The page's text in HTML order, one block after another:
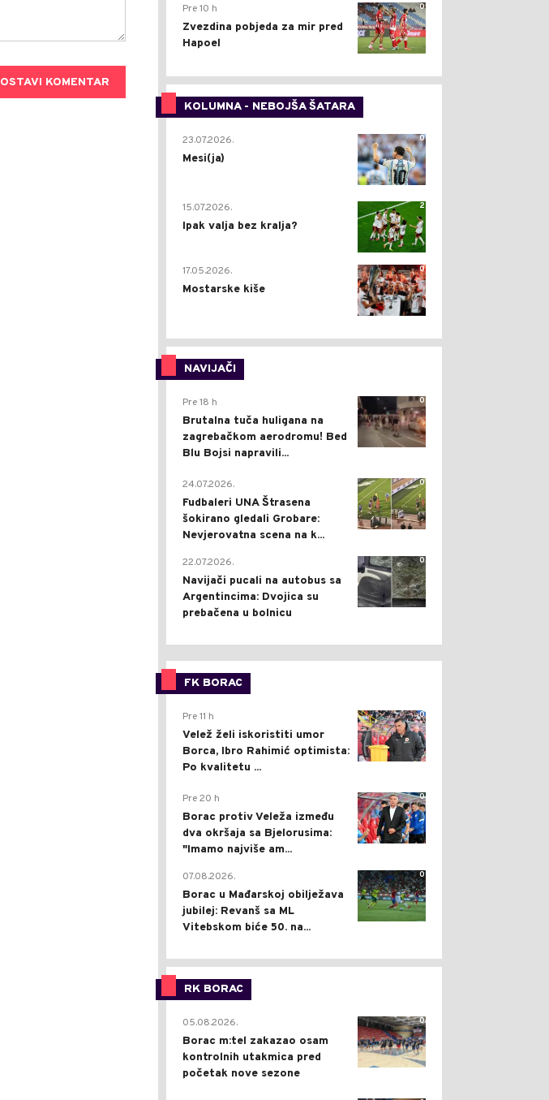
OSTAVI KOMENTAR
0
Pre 10 h
Zvezdina pobjeda za mir pred
Hapoel
KOLUMNA - NEBOJŠA ŠATARA
0
23.07.2026.
Mesi(ja)
2
15.07.2026.
Ipak valja bez kralja?
0
17.05.2026.
Mostarske kiše
NAVIJAČI
0
Pre 18 h
Brutalna tuča huligana na
zagrebačkom aerodromu! Bed
Blu Bojsi napravili...
0
24.07.2026.
Fudbaleri UNA Štrasena
šokirano gledali Grobare:
Nevjerovatna scena na k...
0
22.07.2026.
Navijači pucali na autobus sa
Argentincima: Dvojica su
prebačena u bolnicu
FK BORAC
0
Pre 11 h
Velež želi iskoristiti umor
Borca, Ibro Rahimić optimista:
Po kvalitetu ...
0
Pre 20 h
Borac protiv Veleža između
dva okršaja sa Bjelorusima:
"Imamo najviše am...
0
07.08.2026.
Borac u Mađarskoj obilježava
jubilej: Revanš sa ML
Vitebskom biće 50. na...
RK BORAC
0
05.08.2026.
Borac m:tel zakazao osam
kontrolnih utakmica pred
početak nove sezone